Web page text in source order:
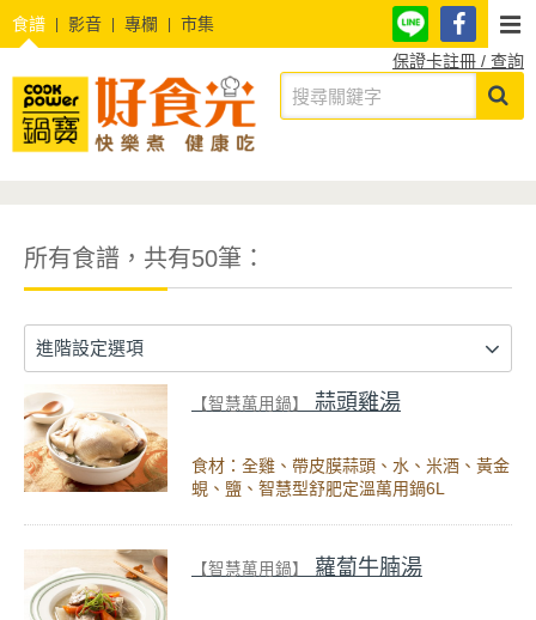
食譜 影音 專欄
市集
保證卡註冊 / 查詢
所有食譜，共有50筆：
進階設定選項
【智慧萬用鍋】 蒜頭雞湯
食材：全雞、帶皮膜蒜頭、水、米酒、黃金
蜆、鹽、智慧型舒肥定溫萬用鍋6L
【智慧萬用鍋】 蘿蔔牛腩湯